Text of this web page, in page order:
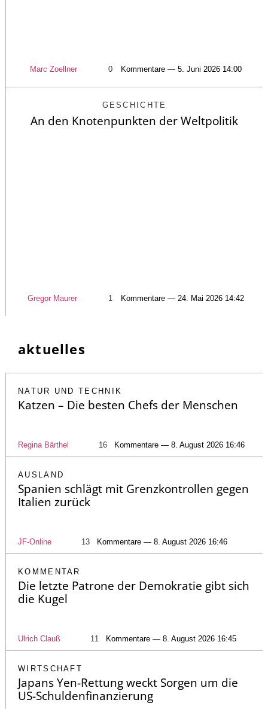
Marc Zoellner 0 Kommentare — 5. Juni 2026 14:00
GESCHICHTE
An den Knotenpunkten der Weltpolitik
Gregor Maurer 1 Kommentare — 24. Mai 2026 14:42
aktuelles
NATUR UND TECHNIK
Katzen – Die besten Chefs der Menschen
Regina Bärthel 16 Kommentare — 8. August 2026 16:46
AUSLAND
Spanien schlägt mit Grenzkontrollen gegen
Italien zurück
JF-Online 13 Kommentare — 8. August 2026 16:46
KOMMENTAR
Die letzte Patrone der Demokratie gibt sich
die Kugel
Ulrich Clauß 11 Kommentare — 8. August 2026 16:45
WIRTSCHAFT
Japans Yen-Rettung weckt Sorgen um die
US-Schuldenfinanzierung